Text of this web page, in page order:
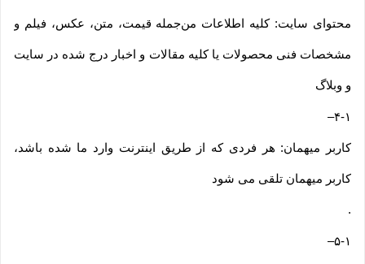
محتوای سایت: کلیه اطلاعات من‌جمله قیمت، متن، عکس، فیلم و
مشخصات فنی محصولات یا کلیه مقالات و اخبار درج شده در سایت
و وبلاگ
۴-۱–
کاربر میهمان: هر فردی که از طریق اینترنت وارد ما شده باشد،
کاربر میهمان تلقی می شود
.
۵-۱–